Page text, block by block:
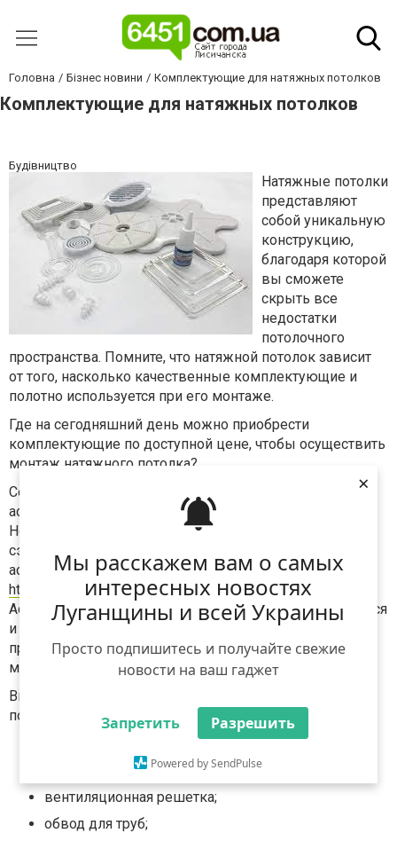
Мы расскажем вам о самых
интересных новостях
Луганщины и всей Украины
Просто подпишитесь и получайте свежие
новости на ваш гаджет
Запретить Разрешить
Powered by SendPulse
×
Головна Бізнес новини Комплектующие для натяжных потолков
Комплектующие для натяжных потолков
Будівництво
Натяжные потолки
представляют
собой уникальную
конструкцию,
благодаря которой
вы сможете
скрыть все
недостатки
потолочного
пространства. Помните, что натяжной потолок зависит
от того, насколько качественные комплектующие и
полотно используется при его монтаже.
Где на сегодняшний день можно приобрести
комплектующие по доступной цене, чтобы осуществить
монтаж натяжного потолка?
Современный рынок предлагает огромный
ассортимент продукции от различных производителей.
Но если вы предпочитаете качество, и при этом хотите
сэкономить, тогда обратите свое внимание на
ассортимент компании Арт Декор, детали по ссылке
https://artpotolok.kiev.ua/komplektuyushie/.
Ассортиментный ряд компании ежедневно расширяется
и дополняется новыми позициями. Вы сможете
приобрести все необходимые комплектующие с
минимальными материальными затратами.
Виртуальный каталог представлен следующими
позициями:
термоквадрат;
вентиляционная решетка;
обвод для труб;